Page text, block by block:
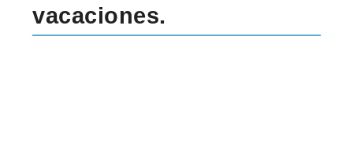
vacaciones.